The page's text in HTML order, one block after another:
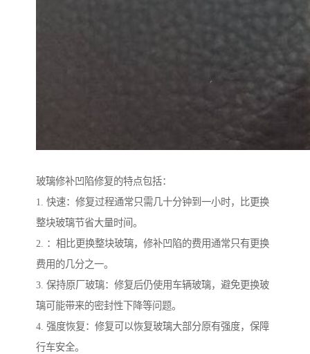
玻璃修补凹陷修复的特点包括：
1. 快速：修复过程通常只需几十分钟到一小时，比更换
整块玻璃节省大量时间。
2. ：相比更换整块玻璃，修补凹陷的费用通常只有更换
费用的几分之一。
3. 保持原厂玻璃：修复后仍使用车辆玻璃，避免更换玻
璃可能带来的密封性下降等问题。
4. 强度恢复：修复可以恢复玻璃大部分原有强度，保障
行车安全。